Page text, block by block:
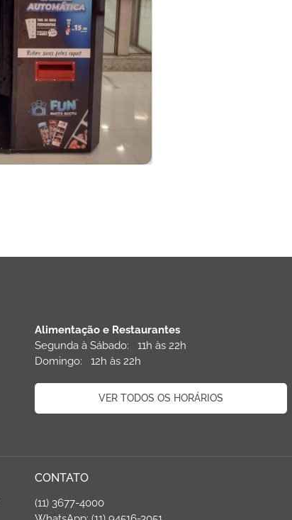
Alimentação e Restaurantes
Segunda à Sábado: 11h às 22h
Domingo: 12h às 22h
VER TODOS OS HORÁRIOS
CONTATO
(11) 3677-4000